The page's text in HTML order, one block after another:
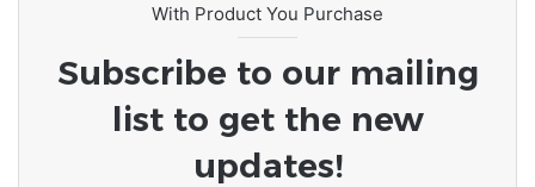
With Product You Purchase
Subscribe to our mailing
list to get the new
updates!